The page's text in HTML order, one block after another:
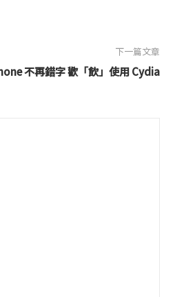
下一篇文章
不再錯字 歡「飲」使用 Cydia